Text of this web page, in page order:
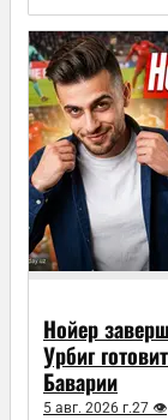
Нойер
Урбиг
Баварии
5 авг. 2026 г.27 👁